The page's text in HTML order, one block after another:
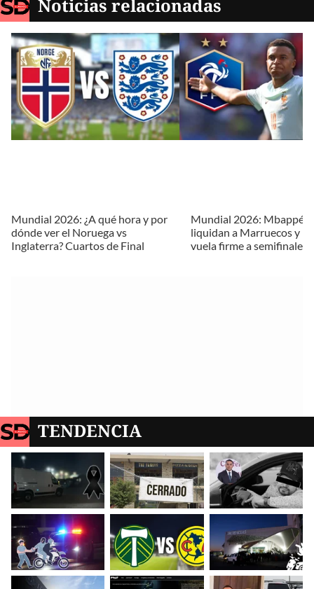
Noticias relacionadas
Mundial 2026: ¿A qué hora y por
dónde ver el Noruega vs
Inglaterra? Cuartos de Final
Mundial 2026: Mbappé y
liquidan a Marruecos y
vuela firme a semifinales
TENDENCIA